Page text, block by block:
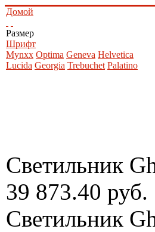
Домой
Размер
Шрифт
Mynxx Optima Geneva Helvetica
Lucida Georgia Trebuchet Palatino
Светильник
39 873.40 руб.
Светильник